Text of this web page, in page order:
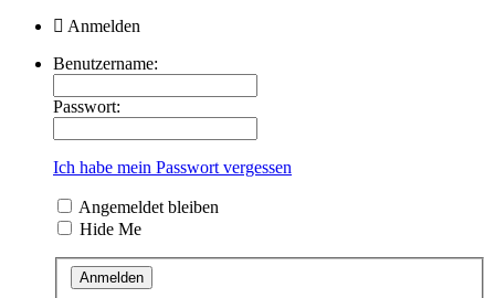
Anmelden
Benutzername:
Passwort:
Ich habe mein Passwort vergessen
Angemeldet bleiben
Hide Me